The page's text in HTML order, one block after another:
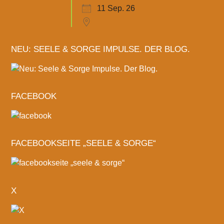
11 Sep. 26
NEU: SEELE & SORGE IMPULSE. DER BLOG.
FACEBOOK
FACEBOOKSEITE „SEELE & SORGE“
X